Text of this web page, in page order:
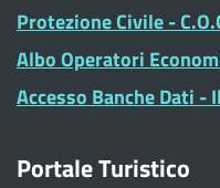
Protezione Civile -
Albo Operatori
Accesso Banche Dati -
Portale Turistico